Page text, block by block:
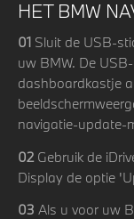
HET BMW
01 Sluit de USB-
uw BMW. De
dashboardkastje
navigatie-update-
02 Gebruik de
Display de optie
03 Als u voor uw